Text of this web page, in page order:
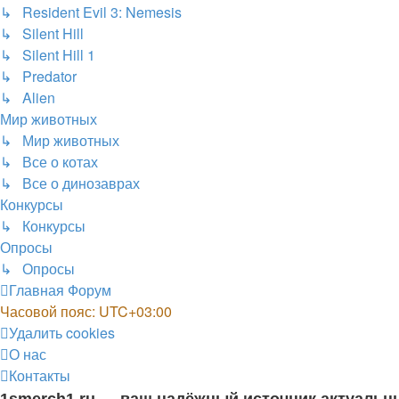
↳ Resident Evil 3: Nemesis
↳ Silent Hill
↳ Silent Hill 1
↳ Predator
↳ Alien
Мир животных
↳ Мир животных
↳ Все о котах
↳ Все о динозаврах
Конкурсы
↳ Конкурсы
Опросы
↳ Опросы
Главная Форум
Часовой пояс: UTC+03:00
Удалить cookies
О нас
Контакты